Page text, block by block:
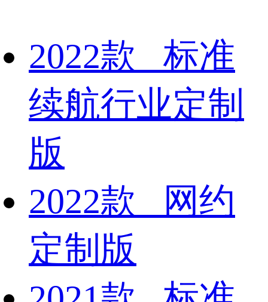
2022款 标准
续航行业定制
版
2022款 网约
定制版